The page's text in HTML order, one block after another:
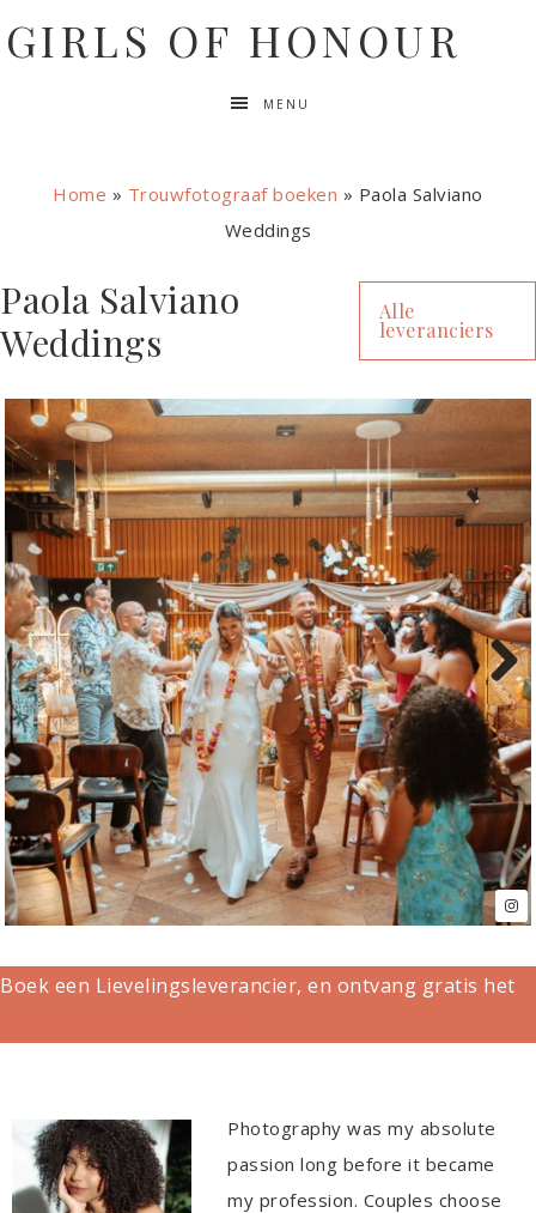
GIRLS OF HONOUR
MENU
Home » Trouwfotograaf boeken » Paola Salviano
Weddings
Paola Salviano
Weddings
Alle
leveranciers
Next
Boek een Lievelingsleverancier, en ontvang gratis het
Photography was my absolute
passion long before it became
my profession. Couples choose